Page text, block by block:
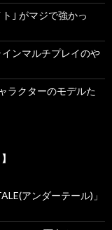
｣ がマジで強かっ
ンマルチプレイのや
ラクターのモデルた
アンダーテール)」